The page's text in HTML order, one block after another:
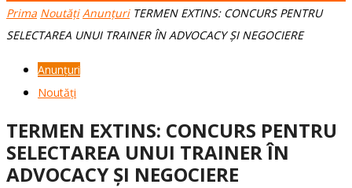
Prima Noutăți Anunțuri TERMEN EXTINS: CONCURS PENTRU
SELECTAREA UNUI TRAINER ÎN ADVOCACY ȘI NEGOCIERE
Anunțuri
Noutăți
TERMEN EXTINS: CONCURS PENTRU
SELECTAREA UNUI TRAINER ÎN
ADVOCACY ȘI NEGOCIERE